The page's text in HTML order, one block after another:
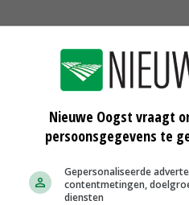
te maken door
Nieuwe Oogst vraagt
persoonsgegevens te
Gepersonaliseerde
contentmetingen,
diensten